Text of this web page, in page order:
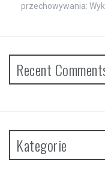
przechowywania:
Recent
Kategorie